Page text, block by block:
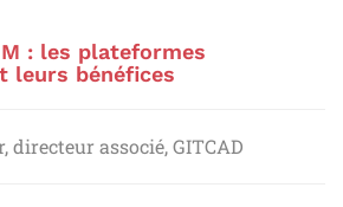
: les plateformes
leurs bénéfices
directeur associé, GITCAD